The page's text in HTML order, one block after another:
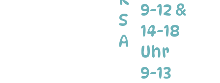
S
A
9-12 &
14-18
Uhr
9-13